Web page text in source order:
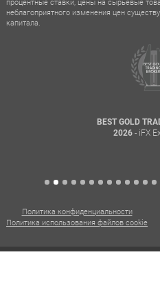
неблагоприятного изменения цен
капитала.
BEST GOLD
2026 - iFX
Политика конфиденциальности
Политика использования файлов cookie